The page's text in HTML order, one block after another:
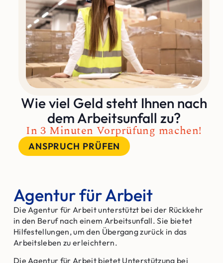
Wie viel Geld steht Ihnen nach
dem Arbeitsunfall zu?
In 3 Minuten Vorprüfung machen!
ANSPRUCH PRÜFEN
Agentur für Arbeit
Die Agentur für Arbeit unterstützt bei der Rückkehr
in den Beruf nach einem Arbeitsunfall. Sie bietet
Hilfestellungen, um den Übergang zurück in das
Arbeitsleben zu erleichtern.
Die Agentur für Arbeit bietet Unterstützung bei